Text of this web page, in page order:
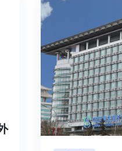
外